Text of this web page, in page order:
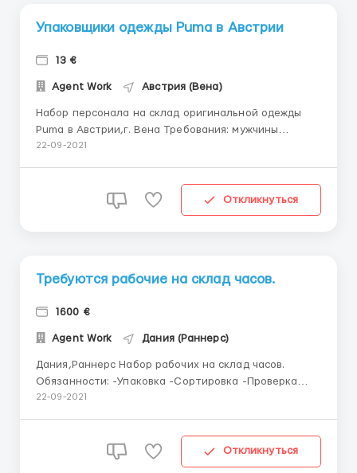
Упаковщики одежды Puma в Австрии
13 €
Agent Work Австрия (Вена)
Набор персонала на склад оригинальной одежды
Puma в Австрии,г. Вена Требования: мужчины
женщины и семейные пары от 18 до 60 лет, можно
порядочность и без вредных привычек Обязанност...
22-09-2021
Откликнуться
Требуются рабочие на склад часов.
1600 €
Agent Work Дания (Раннерс)
Дания,Раннерс Набор рабочих на склад часов.
Обязанности: -Упаковка -Сортировка -Проверка
продукции на брак Опыт работы: -Без опыта работы
евро/месяц нетто График работы: Пн-Пт 9:00-19:00
22-09-2021
Откликнуться